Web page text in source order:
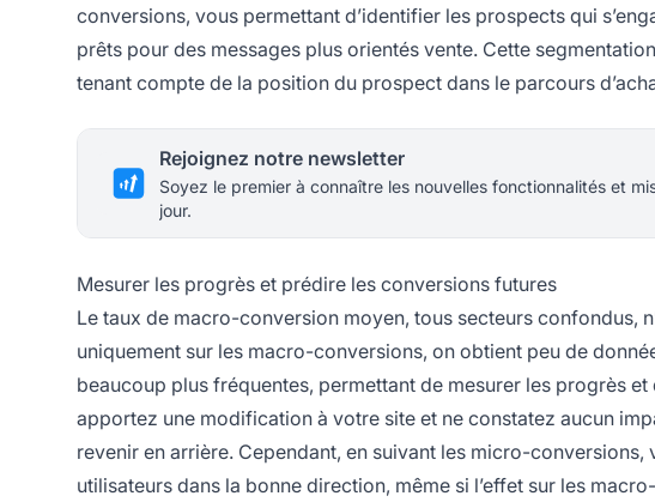
conversions, vous permettant d’identifier les prospects qui
prêts pour des messages plus orientés vente. Cette
tenant compte de la position du prospect dans le parcours
Rejoignez notre newsletter
Soyez le premier à connaître les nouvelles fonctionnalités et
jour.
Mesurer les progrès et prédire les conversions futures
Le taux de macro-conversion moyen, tous secteurs confondus,
uniquement sur les macro-conversions, on obtient peu de
beaucoup plus fréquentes, permettant de mesurer les progrès
apportez une modification à votre site et ne constatez aucun
revenir en arrière. Cependant, en suivant les micro-
utilisateurs dans la bonne direction, même si l’effet sur les